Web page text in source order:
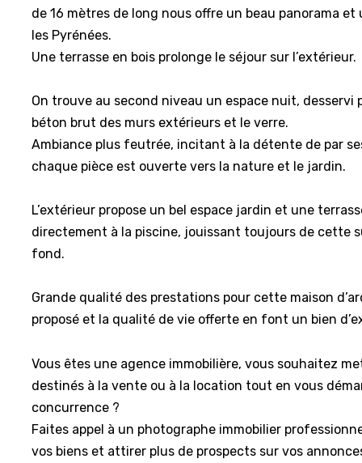
de 16 mètres de long nous offre un beau panorama
les Pyrénées.
Une terrasse en bois prolonge le séjour sur l’extérieur.
On trouve au second niveau un espace nuit, desservi
béton brut des murs extérieurs et le verre.
Ambiance plus feutrée, incitant à la détente de par
chaque pièce est ouverte vers la nature et le jardin.
L’extérieur propose un bel espace jardin et une
directement à la piscine, jouissant toujours de cette
fond.
Grande qualité des prestations pour cette maison
proposé et la qualité de vie offerte en font un bien
Vous êtes une agence immobilière, vous souhaitez
destinés à la vente ou à la location tout en vous
concurrence ?
Faites appel à un photographe immobilier
vos biens et attirer plus de prospects sur vos